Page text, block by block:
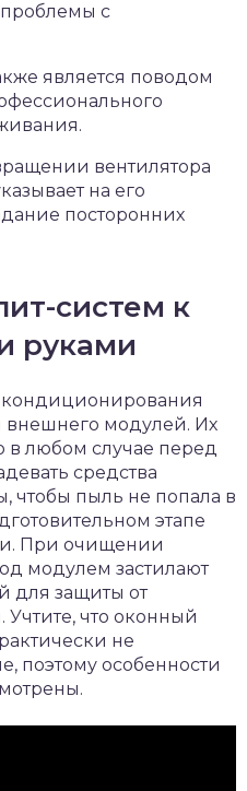
с
является поводом
вентилятора
на его
посторонних
систем к
руками
внешнего модулей. Их
в любом случае перед
средства
чтобы пыль не попала в
этапе
При очищении
модулем застилают
для защиты от
что оконный
не
поэтому особенности